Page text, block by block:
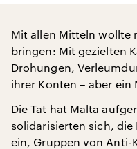
Mit allen Mitteln wollte
bringen: Mit gezielten
Drohungen,
ihrer Konten – aber ein
Die Tat hat Malta
solidarisierten sich, die
ein, Gruppen von